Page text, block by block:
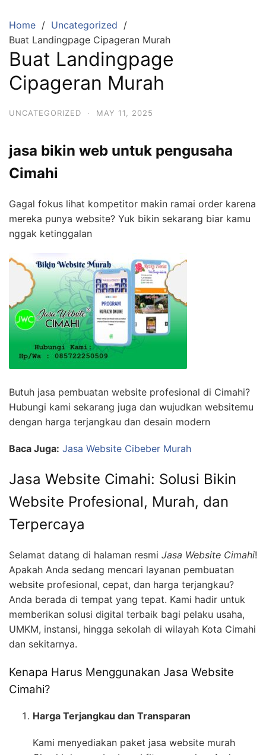
content
Home
Uncategorized
Buat Landingpage Cipageran Murah
Buat Landingpage
Cipageran Murah
UNCATEGORIZED · MAY 11, 2025
jasa bikin web untuk pengusaha
Cimahi
Gagal fokus lihat kompetitor makin ramai order karena
mereka punya website? Yuk bikin sekarang biar kamu
nggak ketinggalan
Butuh jasa pembuatan website profesional di Cimahi?
Hubungi kami sekarang juga dan wujudkan websitemu
dengan harga terjangkau dan desain modern
Baca Juga: Jasa Website Cibeber Murah
Jasa Website Cimahi: Solusi Bikin
Website Profesional, Murah, dan
Terpercaya
Selamat datang di halaman resmi Jasa Website Cimahi!
Apakah Anda sedang mencari layanan pembuatan
website profesional, cepat, dan harga terjangkau?
Anda berada di tempat yang tepat. Kami hadir untuk
memberikan solusi digital terbaik bagi pelaku usaha,
UMKM, instansi, hingga sekolah di wilayah Kota Cimahi
dan sekitarnya.
Kenapa Harus Menggunakan Jasa Website
Cimahi?
Harga Terjangkau dan Transparan
Kami menyediakan paket jasa website murah